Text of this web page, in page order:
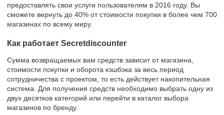
предоставлять свои услуги пользователям в 2016 году. Вы
сможете вернуть до 40% от стоимости покупки в более чем 700
магазинах по всему миру.
Как работает Secretdiscounter
Сумма возвращаемых вам средств зависит от магазина,
стоимости покупки и оборота кэшбэка за весь период
сотрудничества с проектом, то есть действует накопительная
система. Для получения средств необходимо выбрать одну из
двух десятков категорий или перейти в каталог выбора
магазинов по бренду.